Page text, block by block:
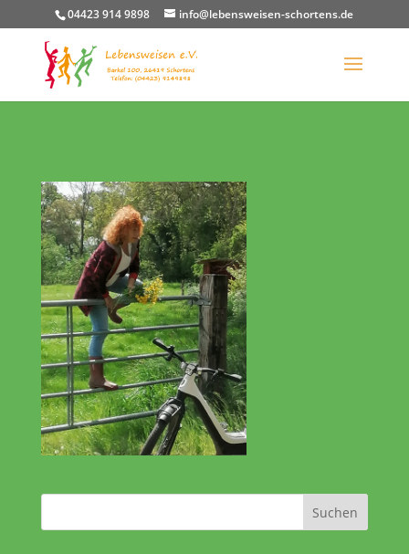
04423 914 9898 info@lebensweisen-schortens.de